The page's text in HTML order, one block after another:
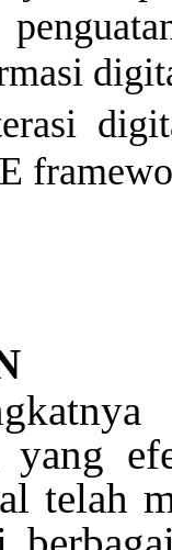
yang
telah